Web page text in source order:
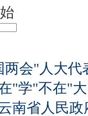
两会"人大
"学"不在"
南省人民政